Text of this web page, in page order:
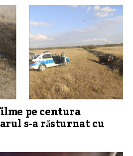
pe centura
s-a răsturnat cu